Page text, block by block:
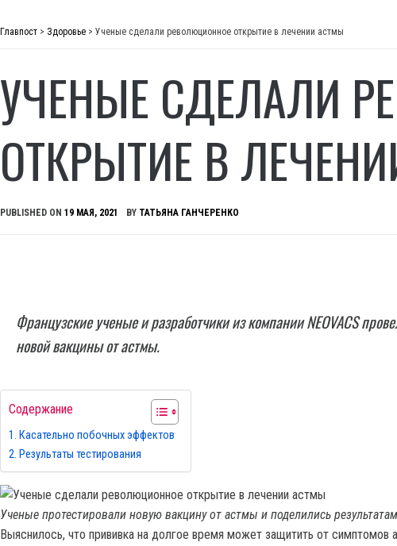
Главпост > Здоровье > Ученые сделали революционное открытие в лечении астмы
УЧЕНЫЕ СДЕЛАЛИ
ОТКРЫТИЕ В
PUBLISHED ON 19 МАЯ, 2021 BY ТАТЬЯНА ГАНЧЕРЕНКО
Французские ученые и разработчики из компании NEOVACS
новой вакцины от астмы.
Содержание
Касательно побочных эффектов
Результаты тестирования
Ученые протестировали новую вакцину от астмы и поделились
Выяснилось, что прививка на долгое время может защитить от